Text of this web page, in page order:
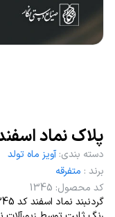
پلاک نماد اسفند
دسته بندی: آویز ماه تولد
برند : متفرقه
کد محصول:
1345